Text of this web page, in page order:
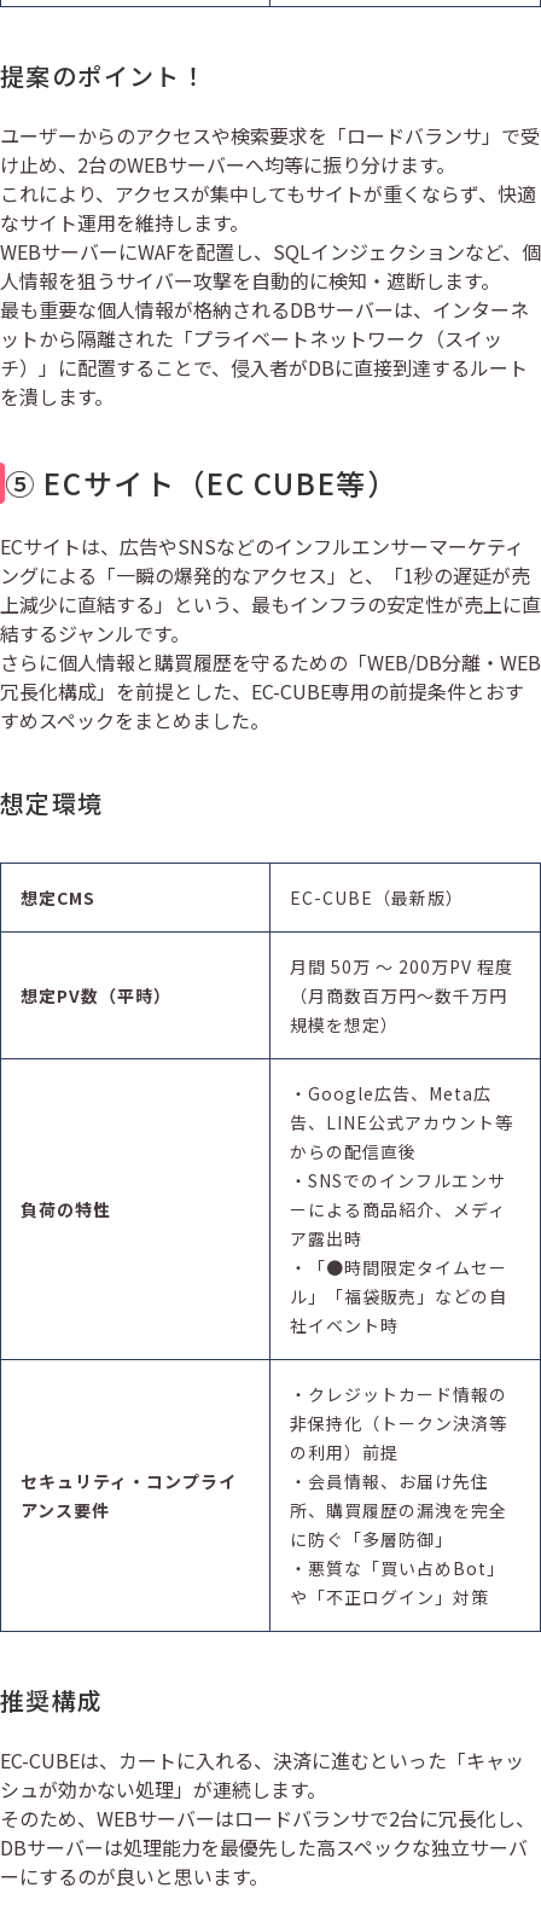
提案のポイント！
ユーザーからのアクセスや検索要求を「ロードバランサ」で受
け止め、2台のWEBサーバーへ均等に振り分けます。
これにより、アクセスが集中してもサイトが重くならず、快適
なサイト運用を維持します。
WEBサーバーにWAFを配置し、SQLインジェクションなど、個
人情報を狙うサイバー攻撃を自動的に検知・遮断します。
最も重要な個人情報が格納されるDBサーバーは、インターネ
ットから隔離された「プライベートネットワーク（スイッ
チ）」に配置することで、侵入者がDBに直接到達するルート
を潰します。
⑤ ECサイト（EC CUBE等）
ECサイトは、広告やSNSなどのインフルエンサーマーケティ
ングによる「一瞬の爆発的なアクセス」と、「1秒の遅延が売
上減少に直結する」という、最もインフラの安定性が売上に直
結するジャンルです。
さらに個人情報と購買履歴を守るための「WEB/DB分離・WEB
冗長化構成」を前提とした、EC-CUBE専用の前提条件とおす
すめスペックをまとめました。
想定環境
想定CMS EC-CUBE（最新版）
想定PV数（平時）
月間 50万 〜 200万PV 程度
（月商数百万円〜数千万円
規模を想定）
負荷の特性
・Google広告、Meta広
告、LINE公式アカウント等
からの配信直後
・SNSでのインフルエンサ
ーによる商品紹介、メディ
ア露出時
・「●時間限定タイムセー
ル」「福袋販売」などの自
社イベント時
セキュリティ・コンプライ
アンス要件
・クレジットカード情報の
非保持化（トークン決済等
の利用）前提
・会員情報、お届け先住
所、購買履歴の漏洩を完全
に防ぐ「多層防御」
・悪質な「買い占めBot」
や「不正ログイン」対策
推奨構成
EC-CUBEは、カートに入れる、決済に進むといった「キャッ
シュが効かない処理」が連続します。
そのため、WEBサーバーはロードバランサで2台に冗長化し、
DBサーバーは処理能力を最優先した高スペックな独立サーバ
ーにするのが良いと思います。